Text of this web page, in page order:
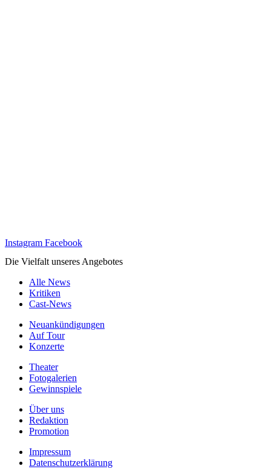
Instagram Facebook
Die Vielfalt unseres Angebotes
Alle News
Kritiken
Cast-News
Neuankündigungen
Auf Tour
Konzerte
Theater
Fotogalerien
Gewinnspiele
Über uns
Redaktion
Promotion
Impressum
Datenschutzerklärung